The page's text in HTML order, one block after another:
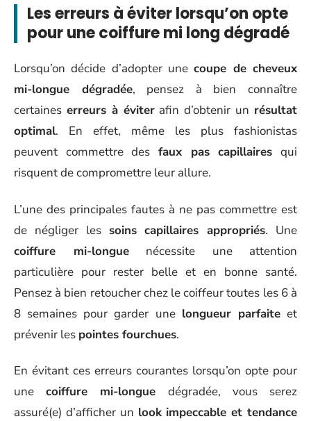
Les erreurs à éviter lorsqu’on opte
pour une coiffure mi long dégradé
Lorsqu’on décide d’adopter unecoupe de cheveux
mi-longue dégradée, pensez à bien connaître
certaines erreurs à éviterafin d’obtenir un résultat
optimal. En effet, même les plus fashionistas
peuvent commettre des faux pas capillaires qui
risquent de compromettre leur allure.
L’une des principales fautes à ne pas commettre est
de négliger les soins capillaires appropriés. Une
coiffure mi-longuenécessite une attention
particulière pour rester belle et en bonne santé.
Pensez à bien retoucher chez le coiffeur toutes les 6 à
8 semaines pour garder une longueur parfaiteet
prévenir les pointes fourchues.
En évitant ces erreurs courantes lorsqu’on opte pour
unecoiffure mi-longue dégradée, vous serez
assuré(e) d’afficher un look impeccable et tendance